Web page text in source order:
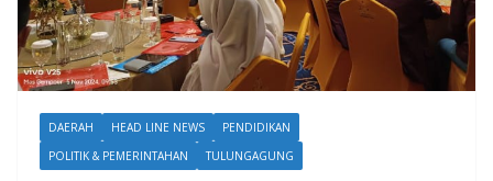
DAERAH HEAD LINE NEWS
PENDIDIKAN
POLITIK & PEMERINTAHAN
TULUNGAGUNG